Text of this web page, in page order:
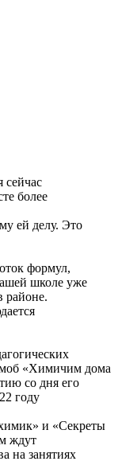
сейчас
более
ей делу. Это
формул,
школе уже
районе.
«Химичим дома
со дня его
году
и «Секреты
ждут
на занятиях